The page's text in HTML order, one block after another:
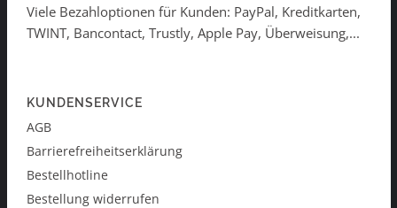
Viele Bezahloptionen für Kunden: PayPal, Kreditkarten,
TWINT, Bancontact, Trustly, Apple Pay, Überweisung,...
KUNDENSERVICE
AGB
Barrierefreiheitserklärung
Bestellhotline
Bestellung widerrufen